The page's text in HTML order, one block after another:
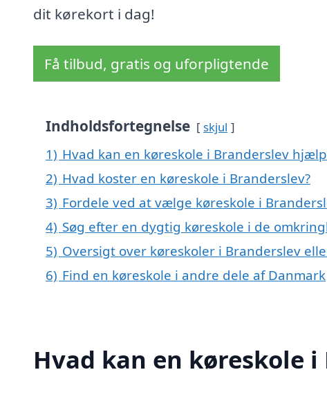
dit kørekort i dag!
Få tilbud, gratis og uforpligtende
Indholdsfortegnelse skjul
1) Hvad kan en køreskole i Branderslev
2) Hvad koster en køreskole i Branderslev?
3) Fordele ved at vælge køreskole i
4) Søg efter en dygtig køreskole i de
5) Oversigt over køreskoler i Branderslev
6) Find en køreskole i andre dele af Danmark
Hvad kan en køreskole